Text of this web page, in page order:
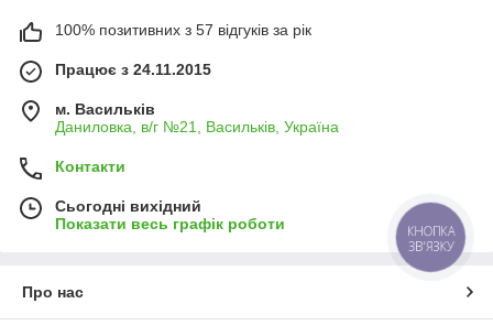
100% позитивних з 57 відгуків за рік
Працює з 24.11.2015
м. Васильків
Даниловка, в/г №21, Васильків, Україна
Контакти
Сьогодні вихідний
Показати весь графік роботи
Про нас
КНОПКА
ЗВ'ЯЗКУ